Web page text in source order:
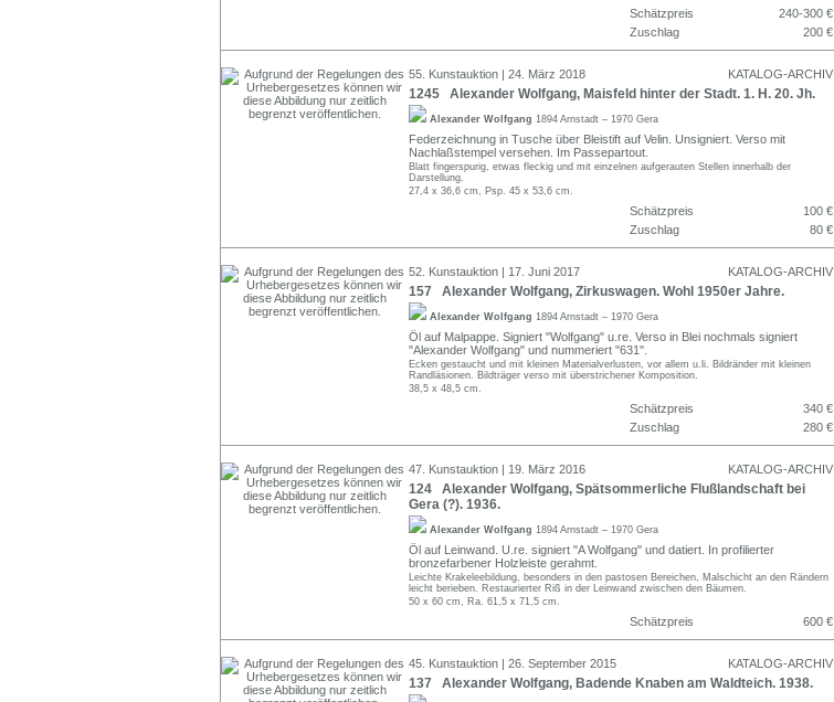
Schätzpreis
240-300 €
Zuschlag
200 €
55. Kunstauktion | 24. März 2018 KATALOG-ARCHIV
1245 Alexander Wolfgang, Maisfeld hinter der Stadt. 1. H. 20. Jh.
Alexander Wolfgang 1894 Arnstadt – 1970 Gera
Federzeichnung in Tusche über Bleistift auf Velin. Unsigniert. Verso mit
Nachlaßstempel versehen. Im Passepartout.
Blatt fingerspurig, etwas fleckig und mit einzelnen aufgerauten Stellen innerhalb der
Darstellung.
27,4 x 36,6 cm, Psp. 45 x 53,6 cm.
Schätzpreis
100 €
Zuschlag
80 €
52. Kunstauktion | 17. Juni 2017 KATALOG-ARCHIV
157 Alexander Wolfgang, Zirkuswagen. Wohl 1950er Jahre.
Alexander Wolfgang 1894 Arnstadt – 1970 Gera
Öl auf Malpappe. Signiert "Wolfgang" u.re. Verso in Blei nochmals signiert
"Alexander Wolfgang" und nummeriert "631".
Ecken gestaucht und mit kleinen Materialverlusten, vor allem u.li. Bildränder mit kleinen
Randläsionen. Bildträger verso mit überstrichener Komposition.
38,5 x 48,5 cm.
Schätzpreis
340 €
Zuschlag
280 €
47. Kunstauktion | 19. März 2016 KATALOG-ARCHIV
124 Alexander Wolfgang, Spätsommerliche Flußlandschaft bei
Gera (?). 1936.
Alexander Wolfgang 1894 Arnstadt – 1970 Gera
Öl auf Leinwand. U.re. signiert "A Wolfgang" und datiert. In profilierter
bronzefarbener Holzleiste gerahmt.
Leichte Krakeleebildung, besonders in den pastosen Bereichen, Malschicht an den Rändern
leicht berieben. Restaurierter Riß in der Leinwand zwischen den Bäumen.
50 x 60 cm, Ra. 61,5 x 71,5 cm.
Schätzpreis 600 €
45. Kunstauktion | 26. September 2015 KATALOG-ARCHIV
137 Alexander Wolfgang, Badende Knaben am Waldteich. 1938.